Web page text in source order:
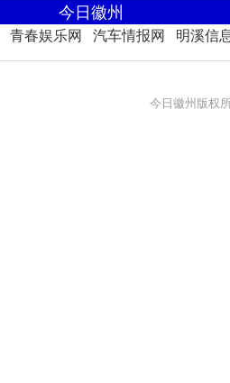
今日徽州
青春娱乐网 汽车情报网 明溪信
今日徽州版权